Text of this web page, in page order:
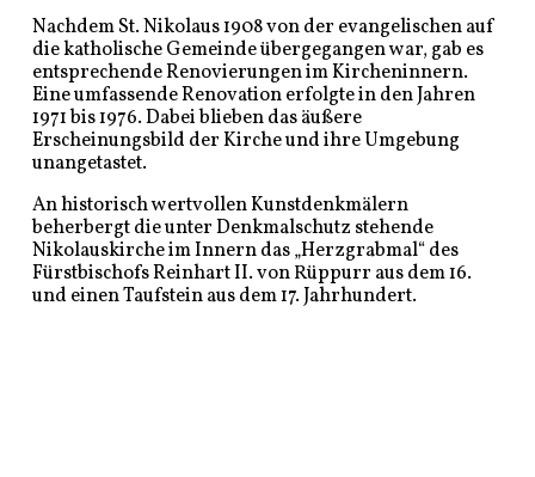
Nachdem St. Nikolaus 1908 von der evangelischen auf
die katholische Gemeinde übergegangen war, gab es
entsprechende Renovierungen im Kircheninnern.
Eine umfassende Renovation erfolgte in den Jahren
1971 bis 1976. Dabei blieben das äußere
Erscheinungsbild der Kirche und ihre Umgebung
unangetastet.
An historisch wertvollen Kunstdenkmälern
beherbergt die unter Denkmalschutz stehende
Nikolauskirche im Innern das „Herzgrabmal“ des
Fürstbischofs Reinhart II. von Rüppurr aus dem 16.
und einen Taufstein aus dem 17. Jahrhundert.